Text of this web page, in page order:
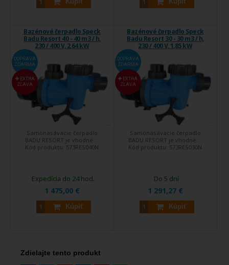
Bazénové čerpadlo Speck
Badu Resort 40 - 40 m3 / h,
230 / 400 V, 2,64 kW
DOPRAVA
ZDARMA
EXTRA
ZĽAVA
Samonasávacie čerpadlo
BADU RESORT je vhodné ...
Kód produktu: 573RES040N
1 475,00 €
Kúpiť
Expedícia do 24 hod.
Bazénové čerpadlo Speck
Badu Resort 30 - 30 m3 / h,
230 / 400 V, 1,85 kW
DOPRAVA
ZDARMA
EXTRA
ZĽAVA
Samonasávacie čerpadlo
BADU RESORT je vhodné ...
Kód produktu: 573RES030N
1 291,27 €
Kúpiť
Do 5 dní
Zdielajte tento produkt